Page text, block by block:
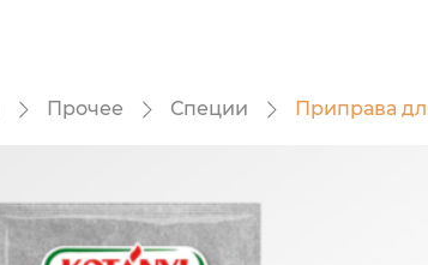
Прочее Специи Приправа